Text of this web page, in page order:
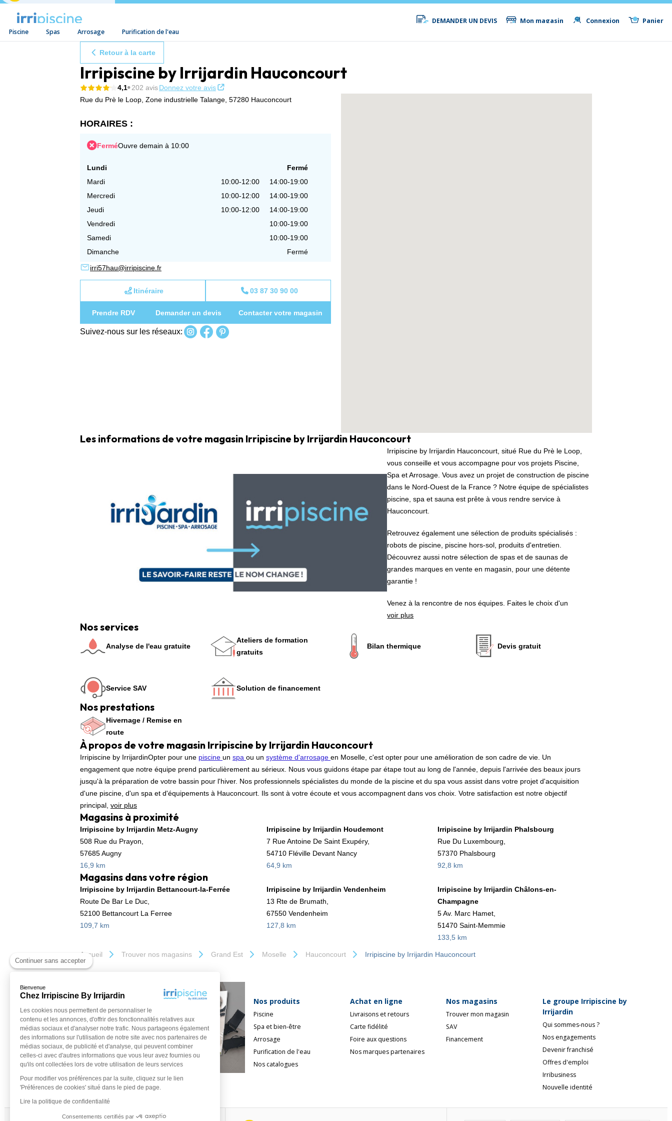
Continuer sans accepter
Bienvenue
Chez Irripiscine By Irrijardin
Les cookies nous permettent de personnaliser le
contenu et les annonces, d'offrir des fonctionnalités relatives aux
médias sociaux et d'analyser notre trafic. Nous partageons également
des informations sur l'utilisation de notre site avec nos partenaires de
médias sociaux, de publicité et d'analyse, qui peuvent combiner
celles-ci avec d'autres informations que vous leur avez fournies ou
qu'ils ont collectées lors de votre utilisation de leurs services
Pour modifier vos préférences par la suite, cliquez sur le lien
'Préférences de cookies' situé dans le pied de page.
Lire la politique de confidentialité
Consentements certifiés par
DEMANDER UN DEVIS Mon magasin Connexion Panier
Aller au contenu
Piscine Spas Arrosage Purification de l'eau
Retour à la carte
Irripiscine by Irrijardin Hauconcourt
4,1 202 avisDonnez votre avis
Rue du Prè le Loop, Zone industrielle Talange, 57280 Hauconcourt
HORAIRES :
FerméOuvre demain à 10:00
Lundi
Fermé
Mardi
10:00-12:00
14:00-19:00
Mercredi
10:00-12:00
14:00-19:00
Jeudi
10:00-12:00
14:00-19:00
Vendredi
10:00-19:00
Samedi
10:00-19:00
Dimanche
Fermé
irri57hau@irripiscine.fr
Itinéraire 03 87 30 90 00
Prendre RDV Demander un devis Contacter votre magasin
Suivez-nous sur les réseaux:
Les informations de votre magasin Irripiscine by Irrijardin Hauconcourt
Irripiscine by Irrijardin Hauconcourt, situé Rue du Prè le Loop,
vous conseille et vous accompagne pour vos projets Piscine,
Spa et Arrosage. Vous avez un projet de construction de piscine
dans le Nord-Ouest de la France ? Notre équipe de spécialistes
piscine, spa et sauna est prête à vous rendre service à
Hauconcourt.
Retrouvez également une sélection de produits spécialisés :
robots de piscine, piscine hors-sol, produits d'entretien.
Découvrez aussi notre sélection de spas et de saunas de
grandes marques en vente en magasin, pour une détente
garantie !
Venez à la rencontre de nos équipes. Faites le choix d'un
voir plus
Nos services
Analyse de l'eau gratuite
Ateliers de formation
gratuits
Bilan thermique Devis gratuit
Service SAV Solution de financement
Nos prestations
Hivernage / Remise en
route
À propos de votre magasin Irripiscine by Irrijardin Hauconcourt
Irripiscine by IrrijardinOpter pour une piscine un spa ou un système d'arrosage en Moselle, c'est opter pour une amélioration de son cadre de vie. Un
engagement que notre équipe prend particulièrement au sérieux. Nous vous guidons étape par étape tout au long de l'année, depuis l'arrivée des beaux jours
jusqu'à la préparation de votre bassin pour l'hiver. Nos professionnels spécialistes du monde de la piscine et du spa vous assist dans votre projet d'acquisition
d'une piscine, d'un spa et d'équipements à Hauconcourt. Ils sont à votre écoute et vous accompagnent dans vos choix. Votre satisfaction est notre objectif
principal, voir plus
Magasins à proximité
Irripiscine by Irrijardin Metz-Augny
508 Rue du Prayon,
57685 Augny
16,9 km
Irripiscine by Irrijardin Houdemont
7 Rue Antoine De Saint Exupéry,
54710 Fléville Devant Nancy
64,9 km
Irripiscine by Irrijardin Phalsbourg
Rue Du Luxembourg,
57370 Phalsbourg
92,8 km
Magasins dans votre région
Irripiscine by Irrijardin Bettancourt-la-Ferrée
Route De Bar Le Duc,
52100 Bettancourt La Ferree
109,7 km
Irripiscine by Irrijardin Vendenheim
13 Rte de Brumath,
67550 Vendenheim
127,8 km
Irripiscine by Irrijardin Châlons-en-
Champagne
5 Av. Marc Hamet,
51470 Saint-Memmie
133,5 km
Accueil Trouver nos magasins Grand Est Moselle Hauconcourt Irripiscine by Irrijardin Hauconcourt
Nos produits
Piscine
Spa et bien-être
Arrosage
Purification de l'eau
Nos catalogues
Achat en ligne
Livraisons et retours
Carte fidélité
Foire aux questions
Nos marques partenaires
Nos magasins
Trouver mon magasin
SAV
Financement
Le groupe Irripiscine by
Irrijardin
Qui sommes-nous ?
Nos engagements
Devenir franchisé
Offres d'emploi
Irribusiness
Nouvelle identité